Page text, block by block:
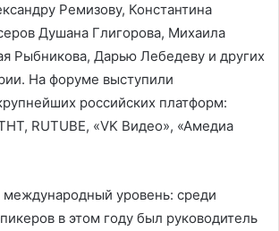
Ремизову, Константина
Душана Глигорова, Михаила
Рыбникова, Дарью Лебедеву и других
На форуме выступили
российских платформ:
RUTUBE, «VK Видео», «Амедиа
уровень: среди
в этом году был руководитель